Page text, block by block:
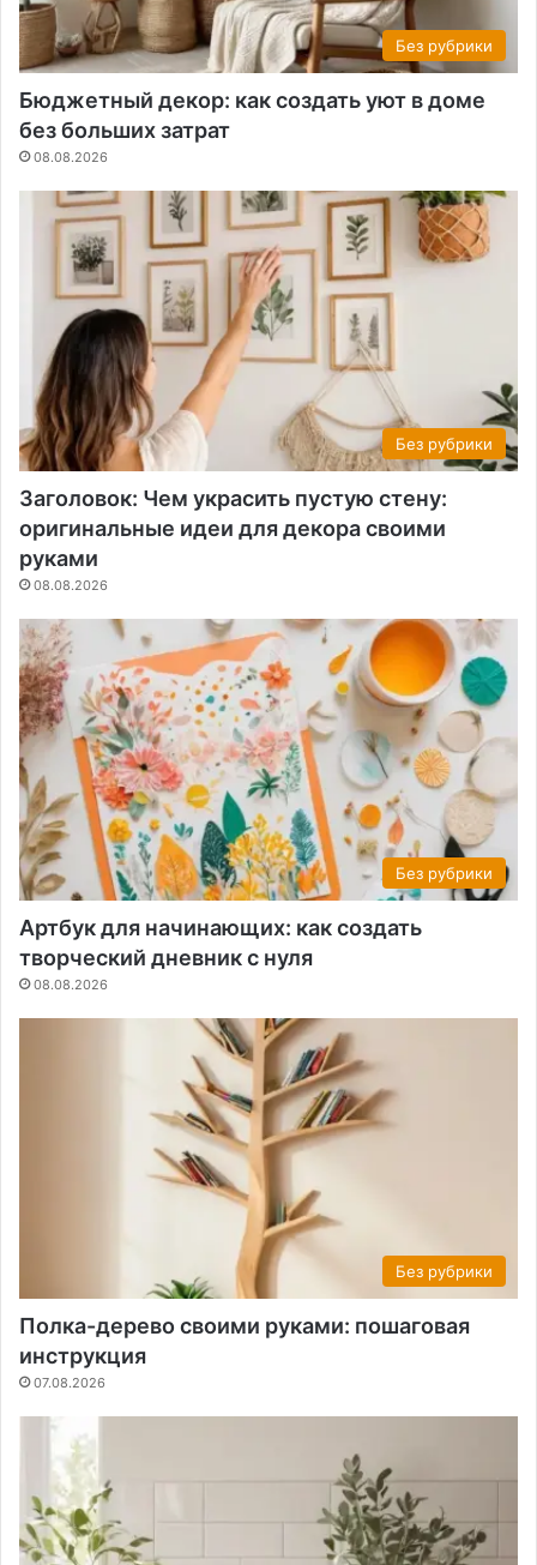
Без рубрики
Бюджетный декор: как создать уют в доме
без больших затрат
08.08.2026
Без рубрики
Заголовок: Чем украсить пустую стену:
оригинальные идеи для декора своими
руками
08.08.2026
Без рубрики
Артбук для начинающих: как создать
творческий дневник с нуля
08.08.2026
Без рубрики
Полка-дерево своими руками: пошаговая
инструкция
07.08.2026